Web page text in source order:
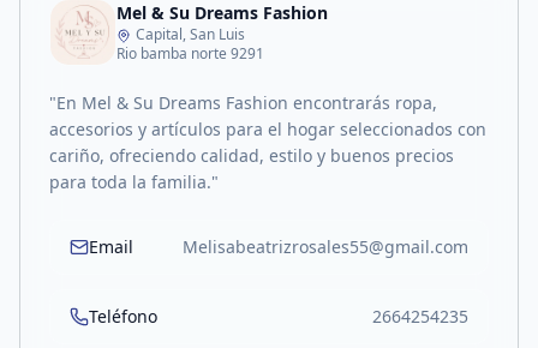
Mel & Su Dreams Fashion
Capital, San Luis
Rio bamba norte 9291
"En Mel & Su Dreams Fashion encontrarás ropa,
accesorios y artículos para el hogar seleccionados con
cariño, ofreciendo calidad, estilo y buenos precios
para toda la familia."
Email Melisabeatrizrosales55@gmail.com
Teléfono 2664254235